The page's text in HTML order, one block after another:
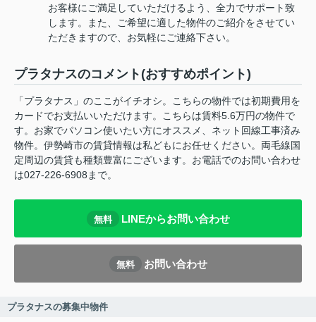
お客様にご満足していただけるよう、全力でサポート致
します。また、ご希望に適した物件のご紹介をさせてい
ただきますので、お気軽にご連絡下さい。
プラタナスのコメント(おすすめポイント)
「プラタナス」のここがイチオシ。こちらの物件では初期費用を
カードでお支払いいただけます。こちらは賃料5.6万円の物件で
す。お家でパソコン使いたい方にオススメ、ネット回線工事済み
物件。伊勢崎市の賃貸情報は私どもにお任せください。両毛線国
定周辺の賃貸も種類豊富にございます。お電話でのお問い合わせ
は027-226-6908まで。
無料 LINEからお問い合わせ
無料 お問い合わせ
プラタナスの募集中物件